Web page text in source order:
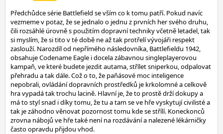
Předchůdce série Battlefield se vším co k tomu patří. Pokud navíc
vezmeme v potaz, že se jednalo o jednu z prvních her svého druhu,
čili rozsáhlé úrovně s použitím dopravní techniky včetně letadel, tak
si myslím, že si tito v té době ne až tak protřelí vývojáři respekt
zaslouží. Narozdíl od nepřímého následovníka, Battlefieldu 1942,
obsahuje Codename Eagle i docela zábavnou singleplayerovou
kampaň, ve které budete jezdit autama, střílet sniperkou, odpalovat
přehradu a tak dále. Což o to, že paňásové moc inteligence
nepobrali, ovládání dopravních prostředků je krkolomné a celkově
hra vypadá tak trochu lacině. Hlavní je, že to prostě drží dokupy a
má to styl snad i díky tomu, že tu a tam se ve hře vyskytují civilisté a
tak je záhodno věnovat pozornost tomu kde se střílí. Koneckonců
zrovna nábojů ve hře také není na rozdávání a nalezené lékárničky
často opravdu přijdou vhod.